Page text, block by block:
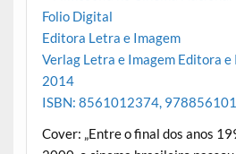
Folio Digital
Editora Letra e Imagem
Verlag Letra e Imagem Editora e
2014
ISBN: 8561012374,
Cover: „Entre o final dos anos